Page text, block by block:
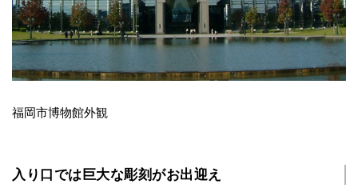
福岡市博物館外観
入り口では巨大な彫刻がお出迎え